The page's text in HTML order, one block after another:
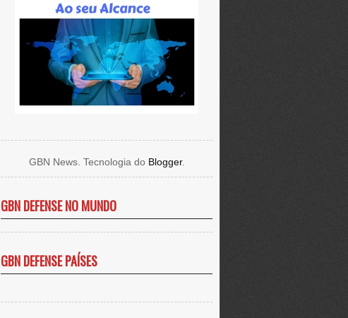
GBN News. Tecnologia do Blogger.
GBN DEFENSE NO MUNDO
GBN DEFENSE PAÍSES